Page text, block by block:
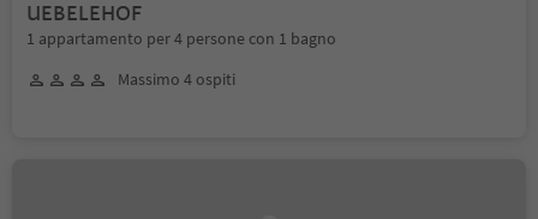
UEBELEHOF
1 appartamento per 4 persone con 1 bagno
Massimo 4 ospiti